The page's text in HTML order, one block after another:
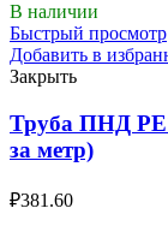
В наличии
Быстрый просмотр
Добавить в
Закрыть
Труба ПНД
за метр)
₽381.60